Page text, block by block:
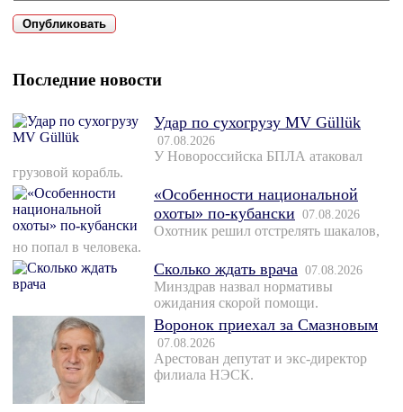
Последние новости
Удар по сухогрузу MV Güllük
07.08.2026
У Новороссийска БПЛА атаковал
грузовой корабль.
«Особенности национальной
охоты» по-кубански 07.08.2026
Охотник решил отстрелять шакалов,
но попал в человека.
Сколько ждать врача 07.08.2026
Минздрав назвал нормативы
ожидания скорой помощи.
Воронок приехал за Смазновым
07.08.2026
Арестован депутат и экс-директор
филиала НЭСК.